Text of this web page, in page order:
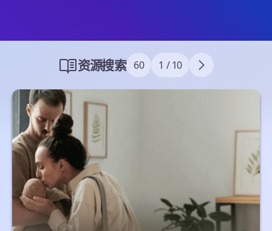
资源\搜索 60 1 / 10